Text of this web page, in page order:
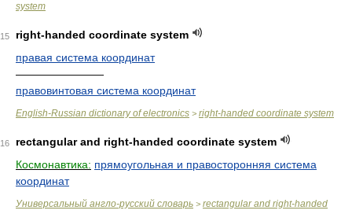
system
15
right-handed coordinate system
правая система координат
————————
правовинтовая система координат
English-Russian dictionary of electronics > right-handed coordinate system
16
rectangular and right-handed coordinate system
Космонавтика: прямоугольная и правосторонняя система
координат
Универсальный англо-русский словарь > rectangular and right-handed